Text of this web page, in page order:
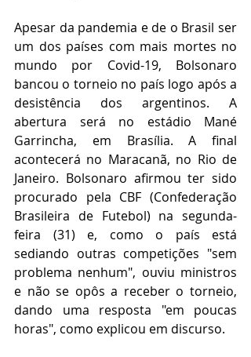
Apesar da pandemia e de o Brasil ser
um dos países com mais mortes no
mundo por Covid-19, Bolsonaro
bancou o torneio no país logo após a
desistência dos argentinos. A
abertura será no estádio Mané
Garrincha, em Brasília. A final
acontecerá no Maracanã, no Rio de
Janeiro. Bolsonaro afirmou ter sido
procurado pela CBF (Confederação
Brasileira de Futebol) na segunda-
feira (31) e, como o país está
sediando outras competições "sem
problema nenhum", ouviu ministros
e não se opôs a receber o torneio,
dando uma resposta "em poucas
horas", como explicou em discurso.